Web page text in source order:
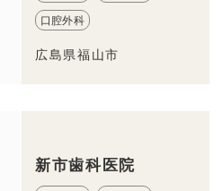
口腔外科
広島県福山市
新市歯科医院